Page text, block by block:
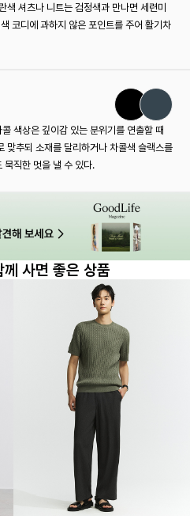
셔츠나 니트는 검정색과 만나면 세련미
코디에 과하지 않은 포인트를 주어 활기차
색상은 깊이감 있는 분위기를 연출할 때
맞추되 소재를 달리하거나 차콜색 슬랙스를
묵직한 멋을 낼 수 있다.
사면 좋은 상품